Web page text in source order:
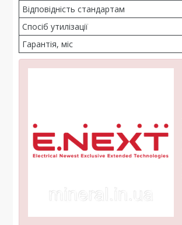
Відповідність стандартам
Спосіб утилізації
Гарантія, міс